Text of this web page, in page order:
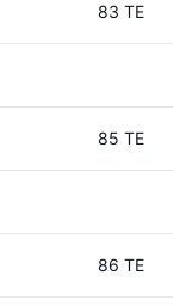
83 TE
85 TE
86 TE